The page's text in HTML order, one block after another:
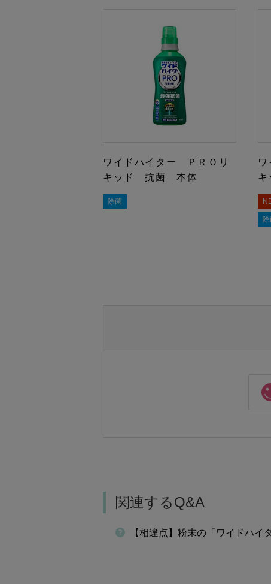
ワイドハイター ＰＲＯリ
キッド 抗菌 本体
除菌
関連するQ&A
【相違点】粉末の「ワイドハ